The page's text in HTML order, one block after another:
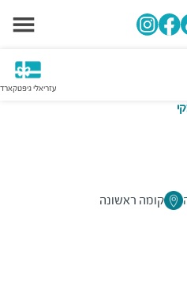
עזריאלי גיפטקארד
קומה ראשונה